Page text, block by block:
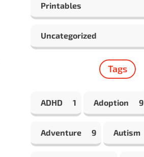
Printables
Uncategorized
Tags
ADHD 1 Adoption 9
Adventure 9 Autism